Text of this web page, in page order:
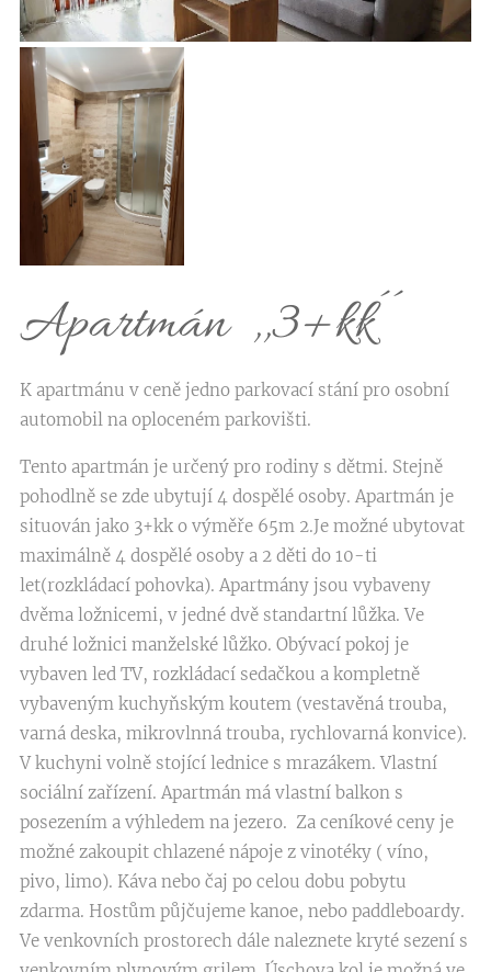
Apartmán ,,3+kk´´
K apartmánu v ceně jedno parkovací stání pro osobní
automobil na oploceném parkovišti.
Tento apartmán je určený pro rodiny s dětmi. Stejně
pohodlně se zde ubytují 4 dospělé osoby. Apartmán je
situován jako 3+kk o výměře 65m 2.Je možné ubytovat
maximálně 4 dospělé osoby a 2 děti do 10-ti
let(rozkládací pohovka). Apartmány jsou vybaveny
dvěma ložnicemi, v jedné dvě standartní lůžka. Ve
druhé ložnici manželské lůžko. Obývací pokoj je
vybaven led TV, rozkládací sedačkou a kompletně
vybaveným kuchyňským koutem (vestavěná trouba,
varná deska, mikrovlnná trouba, rychlovarná konvice).
V kuchyni volně stojící lednice s mrazákem. Vlastní
sociální zařízení. Apartmán má vlastní balkon s
posezením a výhledem na jezero. Za ceníkové ceny je
možné zakoupit chlazené nápoje z vinotéky ( víno,
pivo, limo). Káva nebo čaj po celou dobu pobytu
zdarma. Hostům půjčujeme kanoe, nebo paddleboardy.
Ve venkovních prostorech dále naleznete kryté sezení s